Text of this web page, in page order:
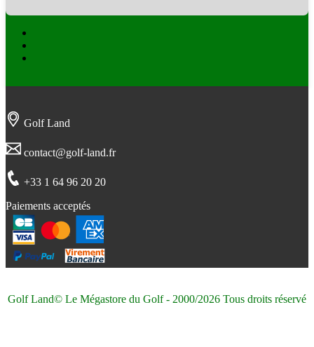
Golf Land
contact@golf-land.fr
+33 1 64 96 20 20
Paiements acceptés
Golf Land© Le Mégastore du Golf - 2000/2026 Tous droits réservé